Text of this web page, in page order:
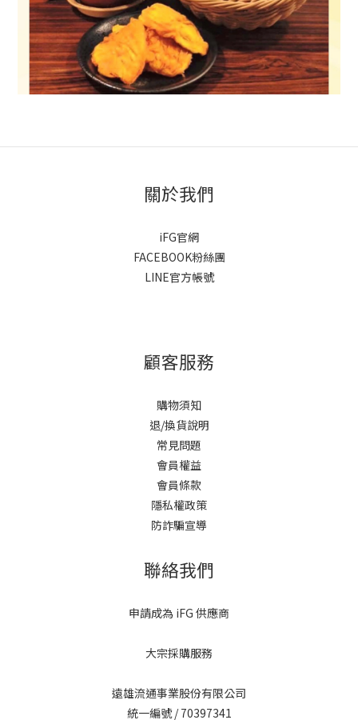
關於我們
iFG官網
FACEBOOK粉絲團
LINE官方帳號
顧客服務
購物須知
退/換貨說明
常見問題
會員權益
會員條款
隱私權政策
防詐騙宣導
聯絡我們
申請成為 iFG 供應商
大宗採購服務
遠雄流通事業股份有限公司
統一編號 / 70397341